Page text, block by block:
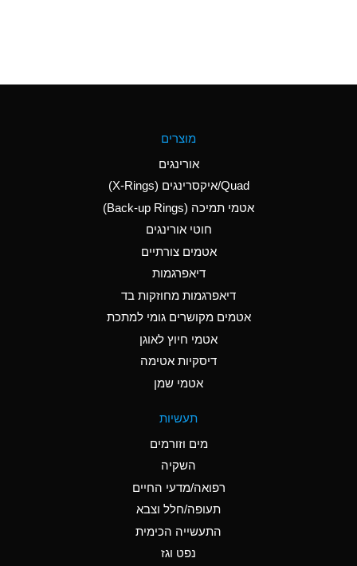
Aluminum Nitrate
(Aqueous)
Aluminum Phosphate
Ammonia Anhydrous
B
Ammonia Gas (cold)
A
Ammonia Gas (hot)
Ammonium Hydroxide
D
Ammonium Nitrate
מוצרים
אורינגים
Quad/איקסרינגים (X-Rings)
אטמי תמיכה (Back-up Rings)
חוטי אורינגים
אטמים צורתיים
דיאפרגמות
דיאפרגמות מחוזקות בד
אטמים מקושרים גומי למתכת
אטמי חיוץ לאוגן
דיסקיות אטימה
אטמי שמן
תעשיות
מים וזורמים
השקיה
רפואה/מדעי החיים
תעופה/חלל וצבא
התעשייה הכימית
נפט וגז